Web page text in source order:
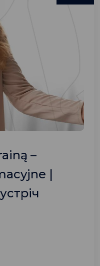
–
|